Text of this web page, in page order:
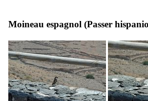
Moineau espagnol (Passer